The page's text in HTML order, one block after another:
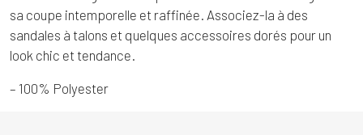
sa coupe intemporelle et raffinée. Associez-la à des
sandales à talons et quelques accessoires dorés pour un
look chic et tendance.
– 100% Polyester